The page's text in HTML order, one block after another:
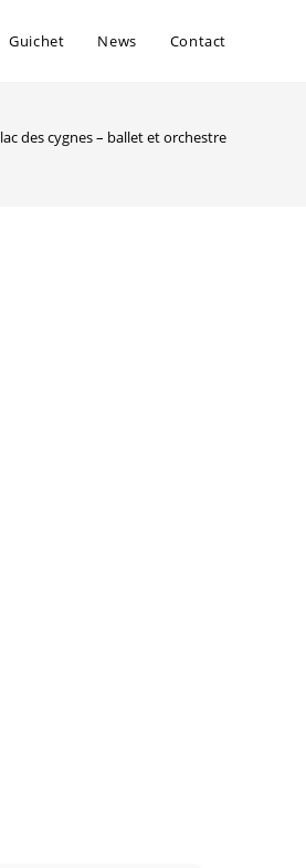
Guichet News Contact
des cygnes – ballet et orchestre